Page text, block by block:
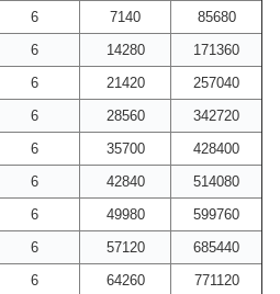
6 7140
85680
6 14280
171360
6 21420
257040
6 28560
342720
6 35700
428400
6 42840
514080
6 49980
599760
6 57120
685440
6 64260
771120